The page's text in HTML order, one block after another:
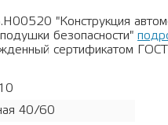
"Конструкция
безопасности"
сертификатом
40/60